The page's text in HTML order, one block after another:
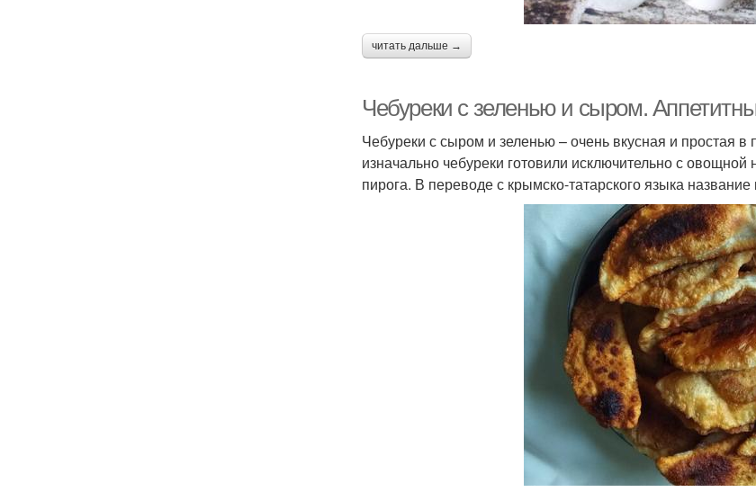
читать дальше →
Чебуреки с зеленью и сыром.
Чебуреки с сыром и зеленью – очень вкусная и простая в
изначально чебуреки готовили исключительно с
пирога. В переводе с крымско-татарского языка